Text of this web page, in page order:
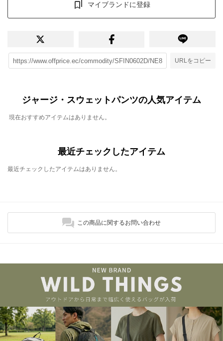
マイブランドに登録
URLをコピー
ジャージ・スウェットパンツの人気アイテム
現在おすすめアイテムはありません。
最近チェックしたアイテム
最近チェックしたアイテムはありません。
この商品に関するお問い合わせ